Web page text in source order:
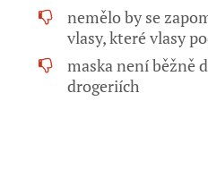
nemělo by se
vlasy, které vlasy
maska není běžně
drogeriích